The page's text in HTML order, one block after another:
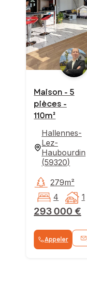
Maison - 5
pièces -
110m²
Hallennes-
Lez-
Haubourdin
(59320)
293 000 €
279m²
4
1
Appeler